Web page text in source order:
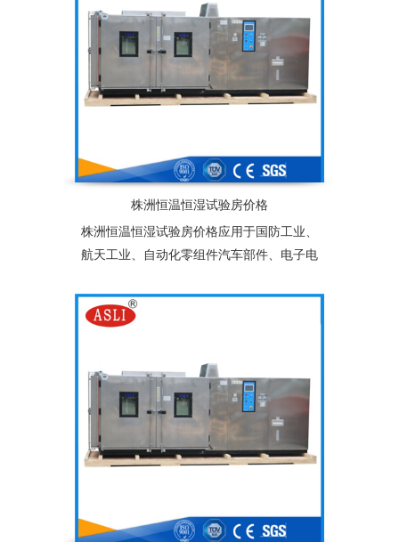
株洲恒温恒湿试验房价格
株洲恒温恒湿试验房价格应用于国防工业、
航天工业、自动化零组件汽车部件、电子电
能光伏组件及相关产品之耐热、耐寒测试，
为产业界提供大型零件，半成品，成品之大
多、体积大之试验设备